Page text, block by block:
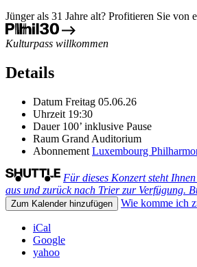
Jünger als 31 Jahre alt? Profitieren Sie von
Kulturpass willkommen
Details
Datum Freitag 05.06.26
Uhrzeit 19:30
Dauer 100’ inklusive Pause
Raum Grand Auditorium
Abonnement Luxembourg
Für dieses Konzert steht
aus und zurück nach Trier zur Verfügung.
Zum Kalender hinzufügen Wie komme ich
iCal
Google
yahoo